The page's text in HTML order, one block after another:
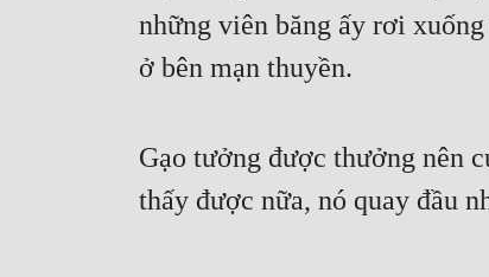
những viên băng ấy rơi
ở bên mạn thuyền.
Gạo tưởng được thưởng nên
thấy được nữa, nó quay đầu